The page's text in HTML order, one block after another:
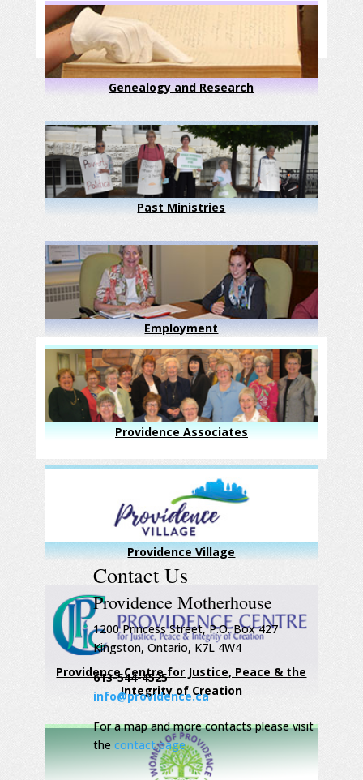
Genealogy and Research
Past Ministries
Employment
Providence Associates
Providence Village
Providence Centre for Justice, Peace & the
Integrity of Creation
Contact Us
Providence Motherhouse
1200 Princess Street, P.O. Box 427
Kingston, Ontario, K7L 4W4
613-544-4525
info@providence.ca
For a map and more contacts please visit
the contact page